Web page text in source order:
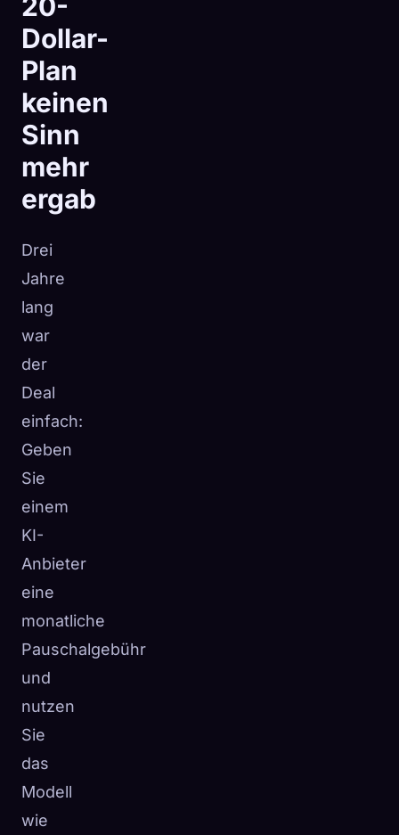
Dollar-
Plan
keinen
Sinn
mehr
ergab
Drei
Jahre
lang
war
der
Deal
einfach:
Geben
Sie
einem
KI-
Anbieter
eine
monatliche
Pauschalgebühr
und
nutzen
Sie
das
Modell
wie